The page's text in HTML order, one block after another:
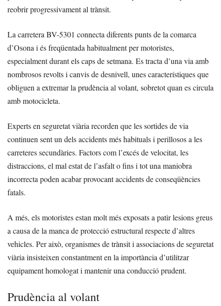
reobrir progressivament al trànsit.
La carretera BV-5301 connecta diferents punts de la comarca
d’Osona i és freqüentada habitualment per motoristes,
especialment durant els caps de setmana. Es tracta d’una via amb
nombrosos revolts i canvis de desnivell, unes característiques que
obliguen a extremar la prudència al volant, sobretot quan es circula
amb motocicleta.
Experts en seguretat viària recorden que les sortides de via
continuen sent un dels accidents més habituals i perillosos a les
carreteres secundàries. Factors com l’excés de velocitat, les
distraccions, el mal estat de l’asfalt o fins i tot una maniobra
incorrecta poden acabar provocant accidents de conseqüències
fatals.
A més, els motoristes estan molt més exposats a patir lesions greus
a causa de la manca de protecció estructural respecte d’altres
vehicles. Per això, organismes de trànsit i associacions de seguretat
viària insisteixen constantment en la importància d’utilitzar
equipament homologat i mantenir una conducció prudent.
Prudència al volant